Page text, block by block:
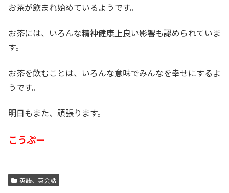
お茶が飲まれ始めているようです。
お茶には、いろんな精神健康上良い影響も認められていま
す。
お茶を飲むことは、いろんな意味でみんなを幸せにするよ
うです。
明日もまた、頑張ります。
こうぷー
英語、英会話